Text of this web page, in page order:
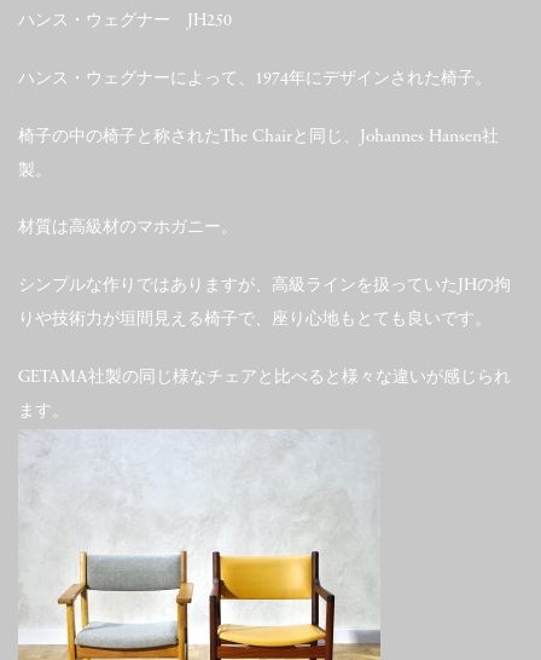
ハンス・ウェグナー JH250
ハンス・ウェグナーによって、1974年にデザインされた椅子。
椅子の中の椅子と称されたThe Chairと同じ、Johannes Hansen社
製。
材質は高級材のマホガニー。
シンプルな作りではありますが、高級ラインを扱っていたJHの拘
りや技術力が垣間見える椅子で、座り心地もとても良いです。
GETAMA社製の同じ様なチェアと比べると様々な違いが感じられ
ます。